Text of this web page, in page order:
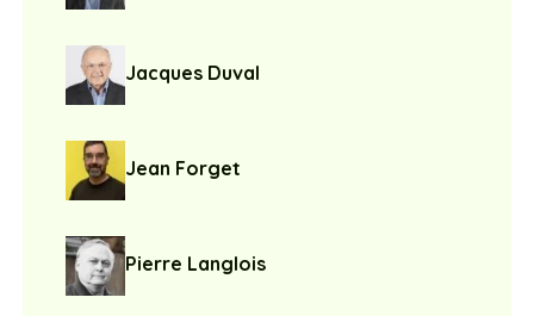
Jacques Duval
Jean Forget
Pierre Langlois